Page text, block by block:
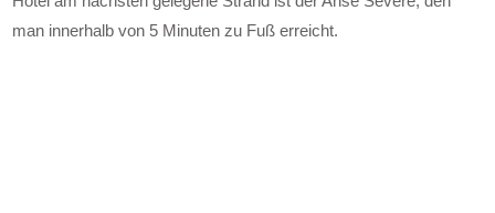
man innerhalb von 5 Minuten zu Fuß erreicht.